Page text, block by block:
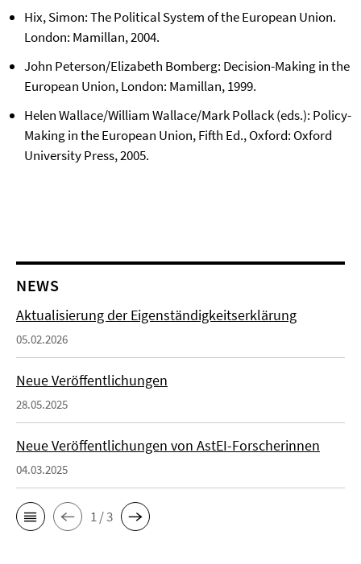
Hix, Simon: The Political System of the European Union.
London: Mamillan, 2004.
John Peterson/Elizabeth Bomberg: Decision-Making in the
European Union, London: Mamillan, 1999.
Helen Wallace/William Wallace/Mark Pollack (eds.): Policy-
Making in the European Union, Fifth Ed., Oxford: Oxford
University Press, 2005.
NEWS
Aktualisierung der Eigenständigkeitserklärung
05.02.2026
Neue Veröffentlichungen
28.05.2025
Neue Veröffentlichungen von AstEI-Forscherinnen
04.03.2025
1 / 3